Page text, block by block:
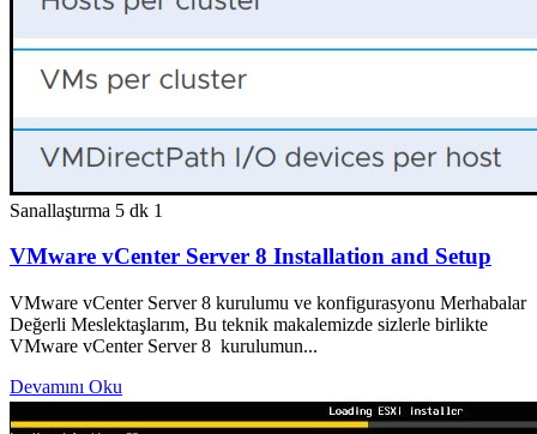
Sanallaştırma 5 dk 1
VMware vCenter Server 8 Installation and Setup
VMware vCenter Server 8 kurulumu ve konfigurasyonu Merhabalar
Değerli Meslektaşlarım, Bu teknik makalemizde sizlerle birlikte
VMware vCenter Server 8 kurulumun...
Devamını Oku